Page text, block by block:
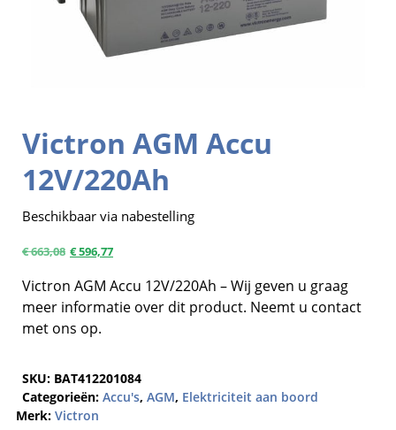
Victron AGM Accu
12V/220Ah
Beschikbaar via nabestelling
€663,08 €596,77
Victron AGM Accu 12V/220Ah – Wij geven u graag
meer informatie over dit product. Neemt u contact
met ons op.
SKU: BAT412201084
Categorieën: Accu's, AGM, Elektriciteit aan boord
Merk: Victron